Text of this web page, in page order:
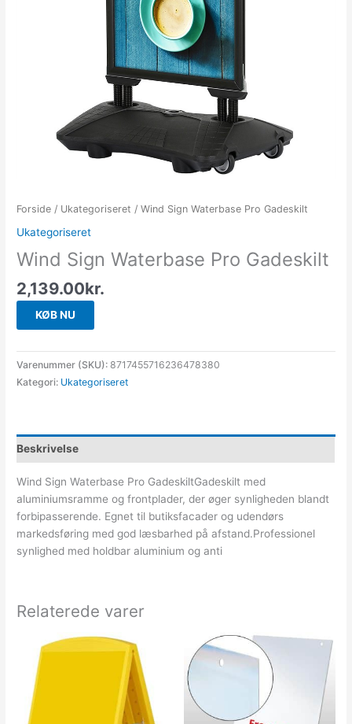
Forside / Ukategoriseret / Wind Sign Waterbase Pro Gadeskilt
Ukategoriseret
Wind Sign Waterbase Pro Gadeskilt
2,139.00kr.
KØB NU
Varenummer (SKU):8717455716236478380
Kategori: Ukategoriseret
Beskrivelse
Wind Sign Waterbase Pro GadeskiltGadeskilt med
aluminiumsramme og frontplader, der øger synligheden blandt
forbipasserende. Egnet til butiksfacader og udendørs
markedsføring med god læsbarhed på afstand.Professionel
synlighed med holdbar aluminium og anti
Relaterede varer